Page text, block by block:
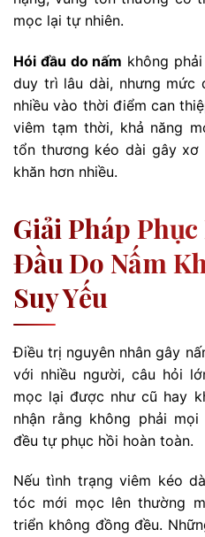
mọc lại tự nhiên.
Hói đầu do nấm không
duy trì lâu dài, nhưng mức
nhiều vào thời điểm can
viêm tạm thời, khả năng
tổn thương kéo dài gây xơ
khăn hơn nhiều.
Giải Pháp
Đầu Do Nấm
Suy Yếu
Điều trị nguyên nhân gây
với nhiều người, câu hỏi
mọc lại được như cũ hay
nhận rằng không phải
đều tự phục hồi hoàn toàn.
Nếu tình trạng viêm kéo
tóc mới mọc lên thường
triển không đồng đều.